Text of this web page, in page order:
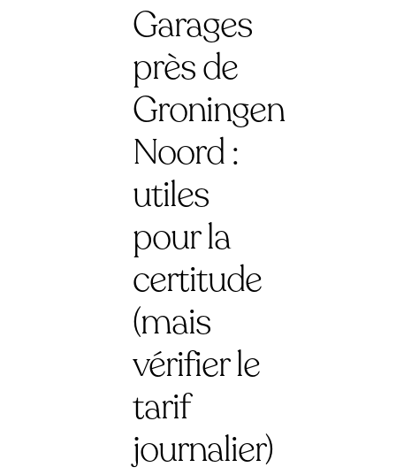
Garages
près de
Groningen
Noord :
utiles
pour la
certitude
(mais
vérifier le
tarif
journalier)